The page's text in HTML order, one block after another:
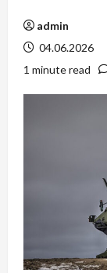
admin
04.06.2026
1 minute read